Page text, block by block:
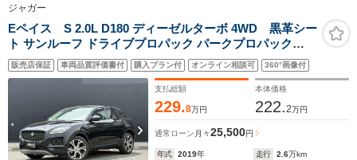
ジャガー
Eペイス S 2.0L D180 ディーゼルターボ 4WD 黒革シー
ト サンルーフ ドライブプロパック パークプロパック
ACC OP純正20インチAW カープレイ 純正ナビ 360度カ
メラ シートヒーター パワーバックドア パークアシスト
レーンキープアシスト ドライブレコーダー
販売店保証 車両品質評価書付 購入プラン付 オンライン相談可 360°画像付
支払総額
229.8万円
本体価格
222.2万円
通常ローン 月々25,500円
年式 2019年 走行 2.6万km